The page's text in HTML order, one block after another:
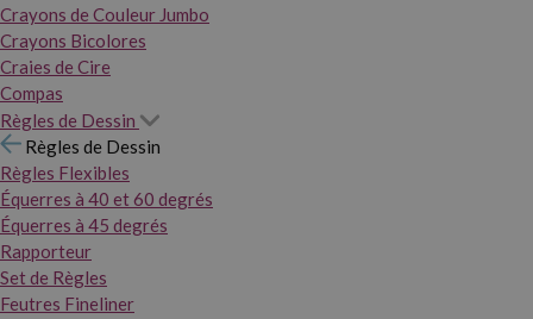
Crayons de Couleur Jumbo
Crayons Bicolores
Craies de Cire
Compas
Règles de Dessin
Règles de Dessin
Règles Flexibles
Équerres à 40 et 60 degrés
Équerres à 45 degrés
Rapporteur
Set de Règles
Feutres Fineliner